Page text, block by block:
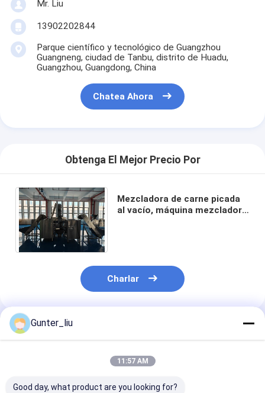
Inicio
Mr. Liu
13902202844
Parque científico y tecnológico de Guangzhou
Guangneng, ciudad de Tanbu, distrito de Huadu,
Guangzhou, Guangdong, China
Chatea Ahora
Obtenga El Mejor Precio Por
Mezcladora de carne picada
al vacío, máquina mezcladora
Charlar
Productos Recomendados
Gunter_liu
11:57 AM
Good day, what product are you looking for?